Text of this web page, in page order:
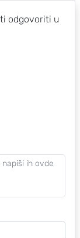
odgovoriti u